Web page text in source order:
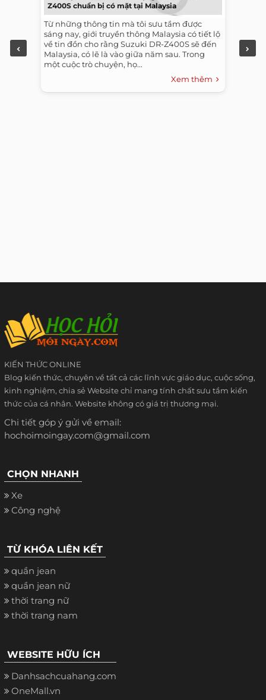
Z400S chuẩn bị có mặt tại Malaysia
Từ những thông tin mà tôi sưu tầm được
sáng nay, giới truyền thông Malaysia có tiết lộ
về tin đồn cho rằng Suzuki DR-Z400S sẽ đến
Malaysia, có lẽ là vào giữa năm sau. Trong
một cuộc trò chuyện, họ...
Xem thêm
KIẾN THỨC ONLINE
Blog kiến thức, chuyên về tất cả các lĩnh vực giáo dục, cuộc sống,
kinh nghiệm, chia sẻ Website chỉ mang tính chất sưu tầm kiến
thức của cá nhân. Website không có giá trị thương mại.
Chi tiết góp ý gửi về email:
hochoimoingay.com@gmail.com
CHỌN NHANH
Xe
Công nghệ
TỪ KHÓA LIÊN KẾT
quần jean
quần jean nữ
thời trang nữ
thời trang nam
WEBSITE HỮU ÍCH
Danhsachcuahang.com
OneMall.vn